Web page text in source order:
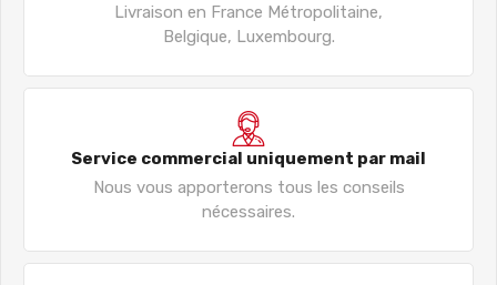
Livraison en France Métropolitaine,
Belgique, Luxembourg.
Service commercial uniquement par mail
Nous vous apporterons tous les conseils
nécessaires.